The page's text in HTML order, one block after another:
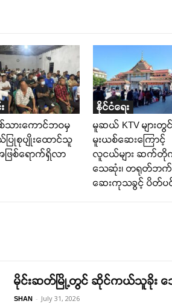
သားကောင်ဘဝမှ
ြုစုပျိုးထောင်သူ
ြစ်ရောက်ရှိလာ
နိုင်ငံရေး
မူဆယ် KTV များတွင်
မူးယစ်ဆေးကြောင့်
လူငယ်များ ဆက်တို
သေဆုံး၊ တရုတ်ဘက်
ဆေးကုသခွင့် ပိတ်ပ
မိုင်းဆတ်မြို့တွင် ဆိုင်ကယ်သူခိုး သေ
SHAN - July 31, 2026